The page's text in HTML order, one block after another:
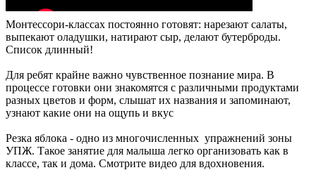
Монтессори-классах постоянно готовят: нарезают салаты,
выпекают оладушки, натирают сыр, делают бутерброды.
Список длинный!
Для ребят крайне важно чувственное познание мира. В
процессе готовки они знакомятся с различными продуктами
разных цветов и форм, слышат их названия и запоминают,
узнают какие они на ощупь и вкус
Резка яблока - одно из многочисленных упражнений зоны
УПЖ. Такое занятие для малыша легко организовать как в
классе, так и дома. Смотрите видео для вдохновения.